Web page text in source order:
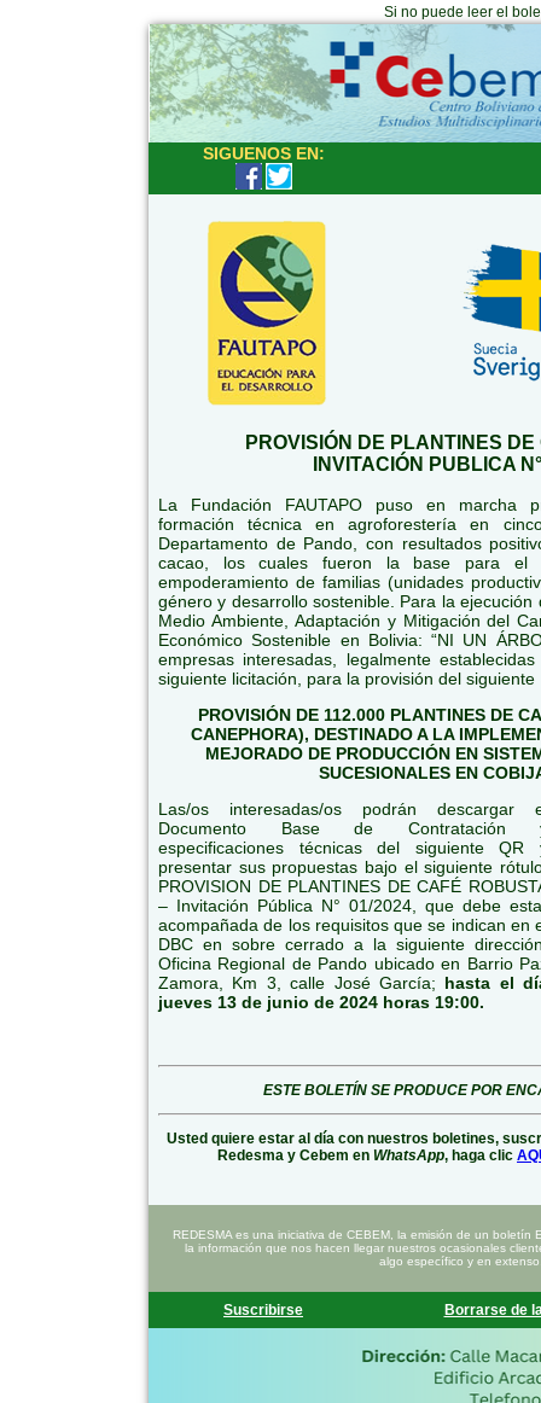
Si no puede leer el
SIGUENOS EN:
PROVISIÓN DE PLANTINES
INVITACIÓN PUBLICA
La Fundación FAUTAPO puso en marcha
formación técnica en agroforestería en
Departamento de Pando, con resultados
cacao, los cuales fueron la base para el
empoderamiento de familias (unidades
género y desarrollo sostenible. Para la
Medio Ambiente, Adaptación y Mitigación del
Económico Sostenible en Bolivia: “NI UN
empresas interesadas, legalmente
siguiente licitación, para la provisión del siguiente
PROVISIÓN DE 112.000 PLANTINES DE
CANEPHORA), DESTINADO A LA
MEJORADO DE PRODUCCIÓN EN
SUCESIONALES EN
Las/os interesadas/os podrán descargar
Documento Base de Contratación
especificaciones técnicas del siguiente QR
presentar sus propuestas bajo el siguiente
PROVISION DE PLANTINES DE CAFÉ
– Invitación Pública N° 01/2024, que debe
acompañada de los requisitos que se indican en
DBC en sobre cerrado a la siguiente
Oficina Regional de Pando ubicado en Barrio
Zamora, Km 3, calle José García; hasta el
jueves 13 de junio de 2024 horas 19:00.
ESTE BOLETÍN SE PRODUCE POR
Usted quiere estar al día con nuestros boletines,
Redesma y Cebem en WhatsApp, haga clic
REDESMA es una iniciativa de CEBEM, la emisión de un
la información que nos hacen llegar nuestros ocasionales
algo específico y en
Suscribirse Borrarse de